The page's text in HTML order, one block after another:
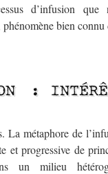
d’infusion que
bien connu
:
La métaphore de
et progressive de
un milieu